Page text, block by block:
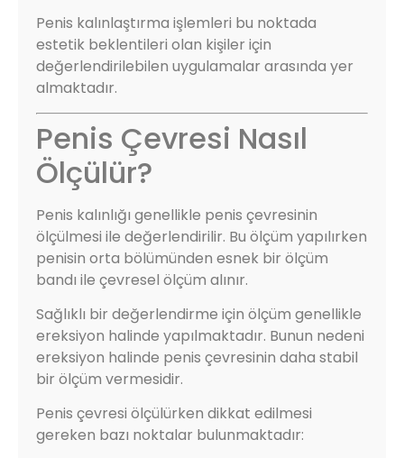
Penis kalınlaştırma işlemleri bu noktada
estetik beklentileri olan kişiler için
değerlendirilebilen uygulamalar arasında yer
almaktadır.
Penis Çevresi Nasıl
Ölçülür?
Penis kalınlığı genellikle penis çevresinin
ölçülmesi ile değerlendirilir. Bu ölçüm yapılırken
penisin orta bölümünden esnek bir ölçüm
bandı ile çevresel ölçüm alınır.
Sağlıklı bir değerlendirme için ölçüm genellikle
ereksiyon halinde yapılmaktadır. Bunun nedeni
ereksiyon halinde penis çevresinin daha stabil
bir ölçüm vermesidir.
Penis çevresi ölçülürken dikkat edilmesi
gereken bazı noktalar bulunmaktadır: